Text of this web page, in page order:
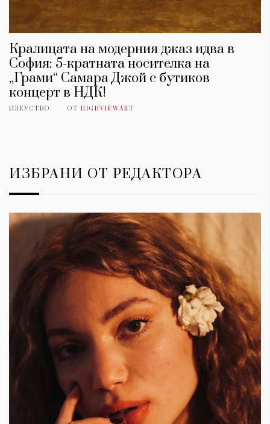
Кралицата на модерния джаз идва в
София: 5-кратната носителка на
„Грами“ Самара Джой с бутиков
концерт в НДК!
ИЗКУСТВО ОТ HIGHVIEWART
ИЗБРАНИ ОТ РЕДАКТОРА